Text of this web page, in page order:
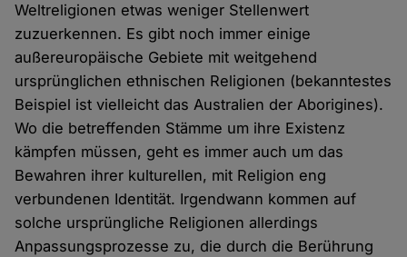
Weltreligionen etwas weniger Stellenwert
zuzuerkennen. Es gibt noch immer einige
außereuropäische Gebiete mit weitgehend
ursprünglichen ethnischen Religionen (bekanntestes
Beispiel ist vielleicht das Australien der Aborigines).
Wo die betreffenden Stämme um ihre Existenz
kämpfen müssen, geht es immer auch um das
Bewahren ihrer kulturellen, mit Religion eng
verbundenen Identität. Irgendwann kommen auf
solche ursprüngliche Religionen allerdings
Anpassungsprozesse zu, die durch die Berührung